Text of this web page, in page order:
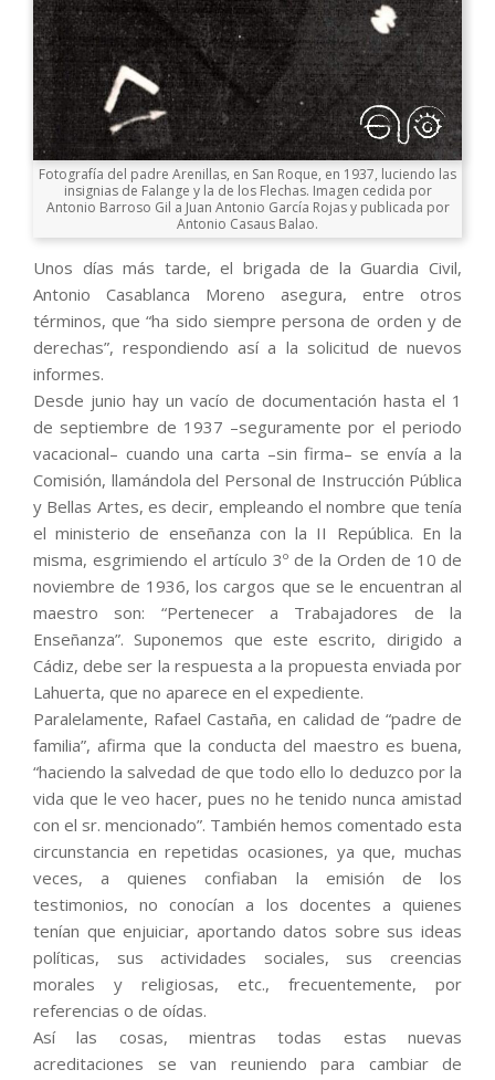
Fotografía del padre Arenillas, en San Roque, en 1937, luciendo las
insignias de Falange y la de los Flechas. Imagen cedida por
Antonio Barroso Gil a Juan Antonio García Rojas y publicada por
Antonio Casaus Balao.
Unos días más tarde, el brigada de la Guardia Civil,
Antonio Casablanca Moreno asegura, entre otros
términos, que “ha sido siempre persona de orden y de
derechas”, respondiendo así a la solicitud de nuevos
informes.
Desde junio hay un vacío de documentación hasta el 1
de septiembre de 1937 –seguramente por el periodo
vacacional– cuando una carta –sin firma– se envía a la
Comisión, llamándola del Personal de Instrucción Pública
y Bellas Artes, es decir, empleando el nombre que tenía
el ministerio de enseñanza con la II República. En la
misma, esgrimiendo el artículo 3º de la Orden de 10 de
noviembre de 1936, los cargos que se le encuentran al
maestro son: “Pertenecer a Trabajadores de la
Enseñanza”. Suponemos que este escrito, dirigido a
Cádiz, debe ser la respuesta a la propuesta enviada por
Lahuerta, que no aparece en el expediente.
Paralelamente, Rafael Castaña, en calidad de “padre de
familia”, afirma que la conducta del maestro es buena,
“haciendo la salvedad de que todo ello lo deduzco por la
vida que le veo hacer, pues no he tenido nunca amistad
con el sr. mencionado”. También hemos comentado esta
circunstancia en repetidas ocasiones, ya que, muchas
veces, a quienes confiaban la emisión de los
testimonios, no conocían a los docentes a quienes
tenían que enjuiciar, aportando datos sobre sus ideas
políticas, sus actividades sociales, sus creencias
morales y religiosas, etc., frecuentemente, por
referencias o de oídas.
Así las cosas, mientras todas estas nuevas
acreditaciones se van reuniendo para cambiar de